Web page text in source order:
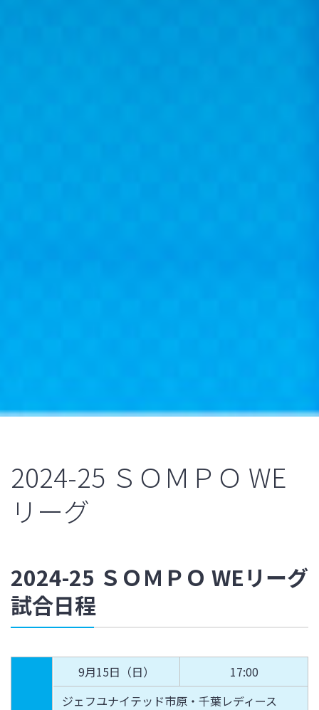
2024-25 ＳＯＭＰＯ WE
リーグ
2024-25 ＳＯＭＰＯ WEリーグ
試合日程
9月15日（日）
17:00
ジェフユナイテッド市原・千葉レディース